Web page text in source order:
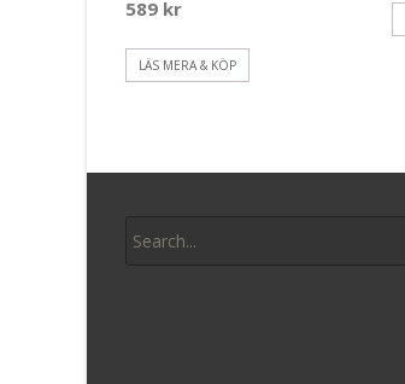
589 kr
LÄS MERA & KÖP
for: